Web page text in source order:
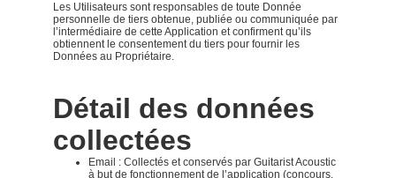
Les Utilisateurs sont responsables de toute Donnée
personnelle de tiers obtenue, publiée ou communiquée par
l’intermédiaire de cette Application et confirment qu’ils
obtiennent le consentement du tiers pour fournir les
Données au Propriétaire.
Détail des données
collectées
Email : Collectés et conservés par Guitarist Acoustic
à but de fonctionnement de l’application (concours,